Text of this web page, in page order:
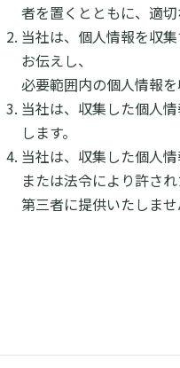
者を置くとともに、適切
当社は、個人情報を収
お伝えし、
必要範囲内の個人情報を
当社は、収集した個人
します。
当社は、収集した個人
または法令により許され
第三者に提供いたしませ